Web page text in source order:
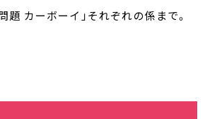
カーボーイ」それぞれの係まで。